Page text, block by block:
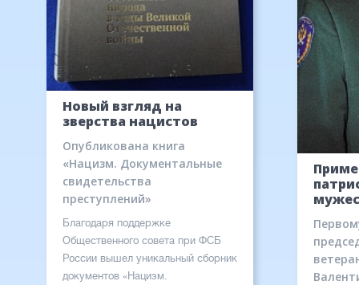
Новый взгляд на
зверства нацистов
Опубликована книга
«Нацизм. Документальные
свидетельства
преступлений»
Благодаря поддержке
Общественного совета при ФСБ
России вышел уникальный сборник
документов «Нацизм.